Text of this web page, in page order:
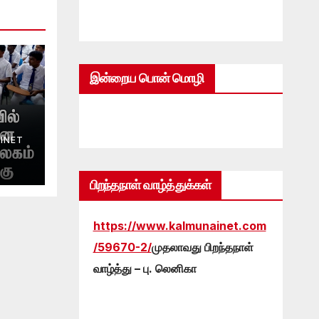
இன்றைய பொன் மொழி
பிறந்தநாள் வாழ்த்துக்கள்
https://www.kalmunainet.com
/59670-2/முதலாவது பிறந்தநாள்
வாழ்த்து – பு. லெனிகா